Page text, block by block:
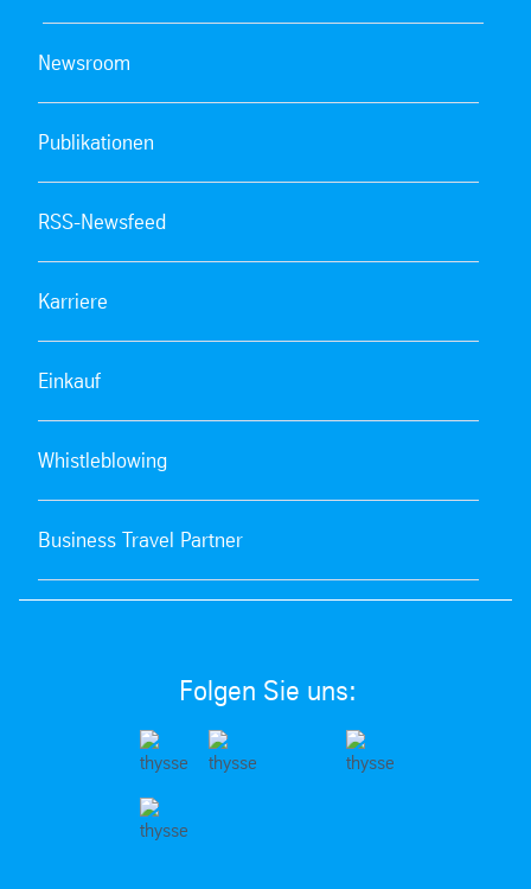
Newsroom
Publikationen
RSS-Newsfeed
Karriere
Einkauf
Whistleblowing
Business Travel Partner
Folgen Sie uns: